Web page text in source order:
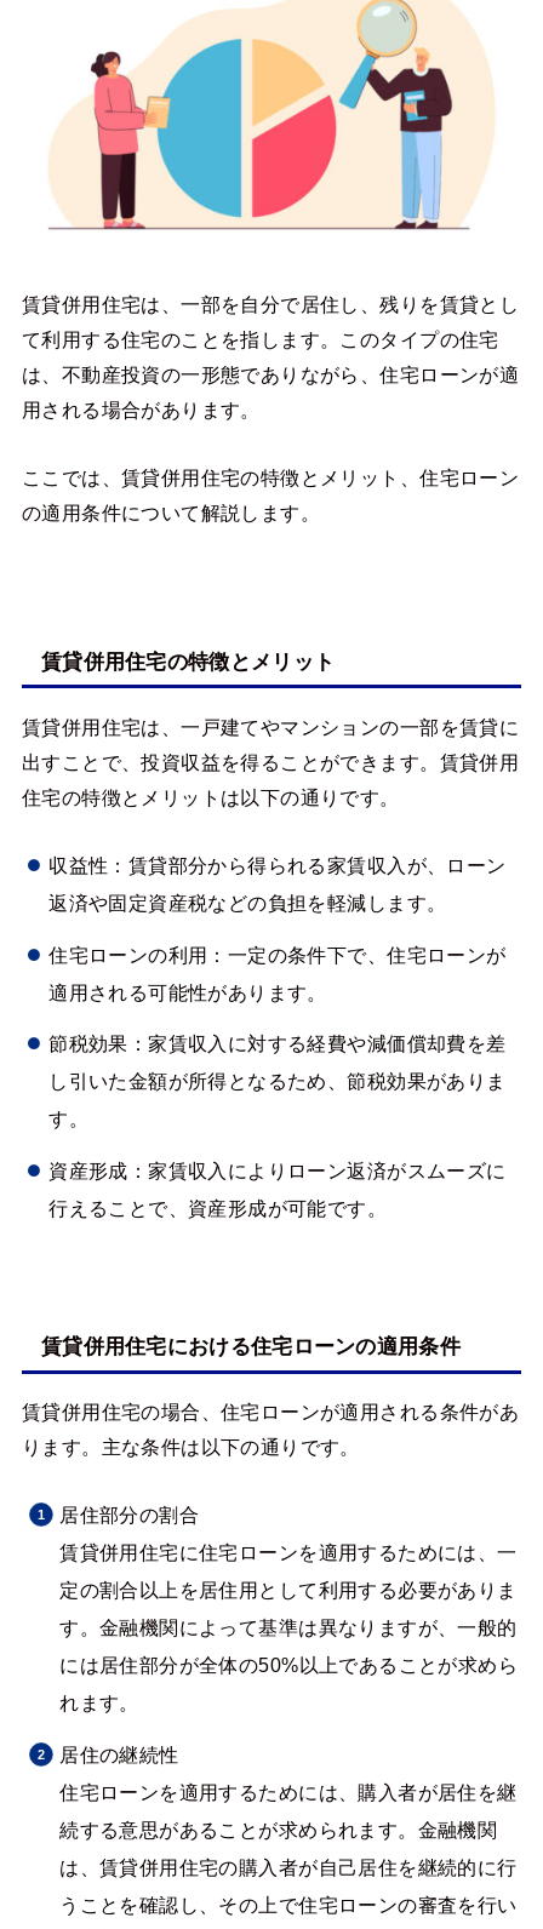
賃貸併用住宅は、一部を自分で居住し、残りを賃貸とし
て利用する住宅のことを指します。このタイプの住宅
は、不動産投資の一形態でありながら、住宅ローンが適
用される場合があります。
ここでは、賃貸併用住宅の特徴とメリット、住宅ローン
の適用条件について解説します。
賃貸併用住宅の特徴とメリット
賃貸併用住宅は、一戸建てやマンションの一部を賃貸に
出すことで、投資収益を得ることができます。賃貸併用
住宅の特徴とメリットは以下の通りです。
収益性：賃貸部分から得られる家賃収入が、ローン
返済や固定資産税などの負担を軽減します。
住宅ローンの利用：一定の条件下で、住宅ローンが
適用される可能性があります。
節税効果：家賃収入に対する経費や減価償却費を差
し引いた金額が所得となるため、節税効果がありま
す。
資産形成：家賃収入によりローン返済がスムーズに
行えることで、資産形成が可能です。
賃貸併用住宅における住宅ローンの適用条件
賃貸併用住宅の場合、住宅ローンが適用される条件があ
ります。主な条件は以下の通りです。
居住部分の割合
賃貸併用住宅に住宅ローンを適用するためには、一
定の割合以上を居住用として利用する必要がありま
す。金融機関によって基準は異なりますが、一般的
には居住部分が全体の50%以上であることが求めら
れます。
居住の継続性
住宅ローンを適用するためには、購入者が居住を継
続する意思があることが求められます。金融機関
は、賃貸併用住宅の購入者が自己居住を継続的に行
うことを確認し、その上で住宅ローンの審査を行い